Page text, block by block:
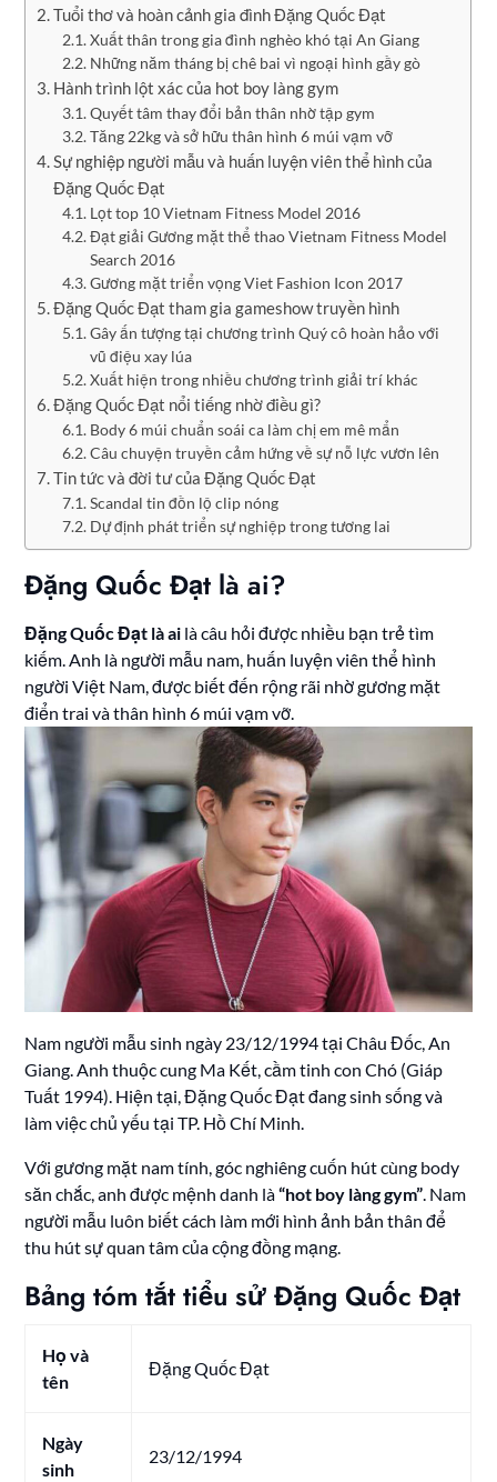
Tuổi thơ và hoàn cảnh gia đình Đặng Quốc Đạt
Xuất thân trong gia đình nghèo khó tại An Giang
Những năm tháng bị chê bai vì ngoại hình gầy gò
Hành trình lột xác của hot boy làng gym
Quyết tâm thay đổi bản thân nhờ tập gym
Tăng 22kg và sở hữu thân hình 6 múi vạm vỡ
Sự nghiệp người mẫu và huấn luyện viên thể hình của
Đặng Quốc Đạt
Lọt top 10 Vietnam Fitness Model 2016
Đạt giải Gương mặt thể thao Vietnam Fitness Model
Search 2016
Gương mặt triển vọng Viet Fashion Icon 2017
Đặng Quốc Đạt tham gia gameshow truyền hình
Gây ấn tượng tại chương trình Quý cô hoàn hảo với
vũ điệu xay lúa
Xuất hiện trong nhiều chương trình giải trí khác
Đặng Quốc Đạt nổi tiếng nhờ điều gì?
Body 6 múi chuẩn soái ca làm chị em mê mẩn
Câu chuyện truyền cảm hứng về sự nỗ lực vươn lên
Tin tức và đời tư của Đặng Quốc Đạt
Scandal tin đồn lộ clip nóng
Dự định phát triển sự nghiệp trong tương lai
Đặng Quốc Đạt là ai?
Đặng Quốc Đạt là ai là câu hỏi được nhiều bạn trẻ tìm
kiếm. Anh là người mẫu nam, huấn luyện viên thể hình
người Việt Nam, được biết đến rộng rãi nhờ gương mặt
điển trai và thân hình 6 múi vạm vỡ.
Nam người mẫu sinh ngày 23/12/1994 tại Châu Đốc, An
Giang. Anh thuộc cung Ma Kết, cầm tinh con Chó (Giáp
Tuất 1994). Hiện tại, Đặng Quốc Đạt đang sinh sống và
làm việc chủ yếu tại TP. Hồ Chí Minh.
Với gương mặt nam tính, góc nghiêng cuốn hút cùng body
săn chắc, anh được mệnh danh là“hot boy làng gym”. Nam
người mẫu luôn biết cách làm mới hình ảnh bản thân để
thu hút sự quan tâm của cộng đồng mạng.
Bảng tóm tắt tiểu sử Đặng Quốc Đạt
Họ và
tên
Đặng Quốc Đạt
Ngày
sinh
23/12/1994